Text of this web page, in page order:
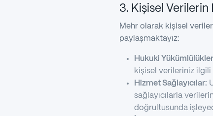
3. Kişisel Verilerin
Mehr olarak kişisel
paylaşmaktayız:
Hukuki
kişisel verileriniz ilgili
Hizmet Sağlayıcılar:
sağlayıcılarla
doğrultusunda